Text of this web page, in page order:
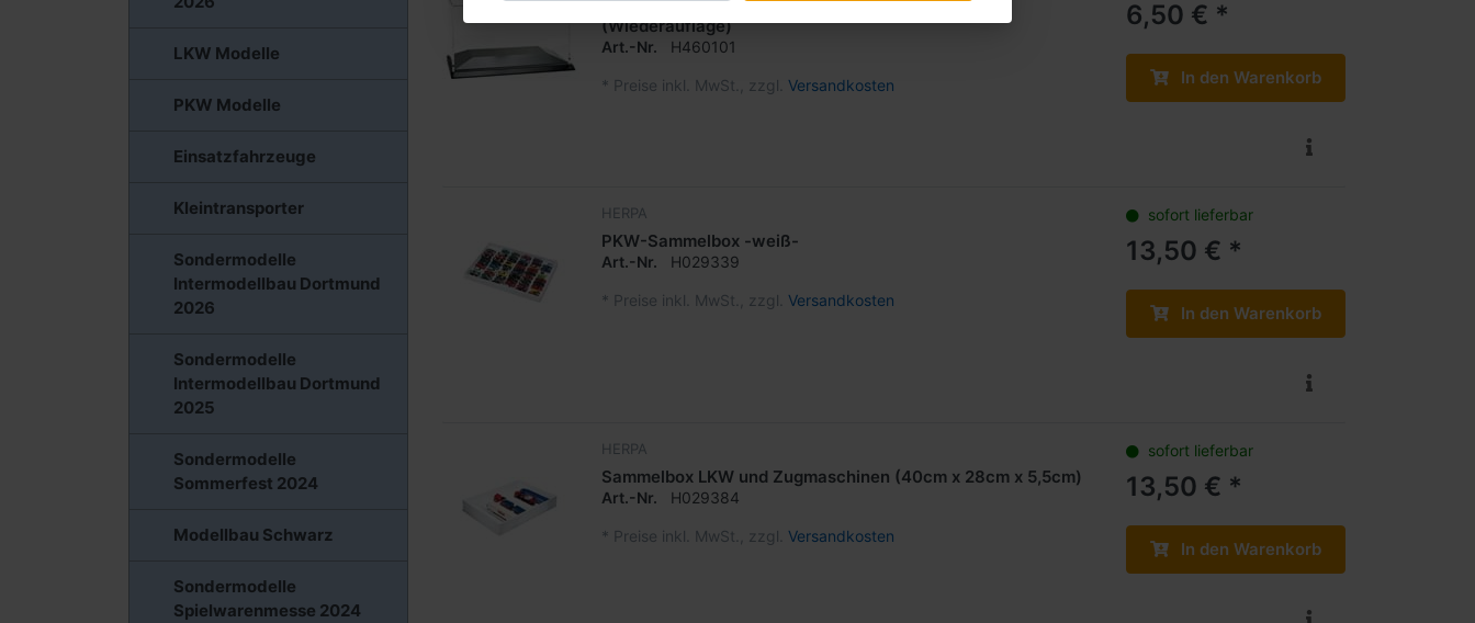
LKW Modelle
PKW Modelle
Einsatzfahrzeuge
Kleintransporter
Sondermodelle
Intermodellbau Dortmund
2026
Sondermodelle
Intermodellbau Dortmund
2025
Sondermodelle
Sommerfest 2024
Modellbau Schwarz
Sondermodelle
Spielwarenmesse 2024
Epsilon Vitrine für Zugmaschine, 122x75x70mm
(Wiederauflage)
Art.-Nr. H460101
* Preise inkl. MwSt., zzgl. Versandkosten
6,50 € *
In den Warenkorb
HERPA
PKW-Sammelbox -weiß-
Art.-Nr. H029339
* Preise inkl. MwSt., zzgl. Versandkosten
sofort lieferbar
13,50 € *
In den Warenkorb
HERPA
Sammelbox LKW und Zugmaschinen (40cm x 28cm x 5,5cm)
Art.-Nr. H029384
* Preise inkl. MwSt., zzgl. Versandkosten
sofort lieferbar
13,50 € *
In den Warenkorb